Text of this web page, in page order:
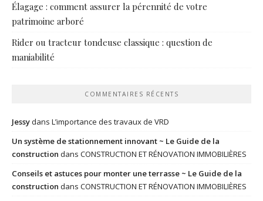
Élagage : comment assurer la pérennité de votre
patrimoine arboré
Rider ou tracteur tondeuse classique : question de
maniabilité
COMMENTAIRES RÉCENTS
Jessydans L’importance des travaux de VRD
Un système de stationnement innovant ~ Le Guide de la
construction dans CONSTRUCTION ET RÉNOVATION IMMOBILIÈRES
Conseils et astuces pour monter une terrasse ~ Le Guide de la
construction dans CONSTRUCTION ET RÉNOVATION IMMOBILIÈRES